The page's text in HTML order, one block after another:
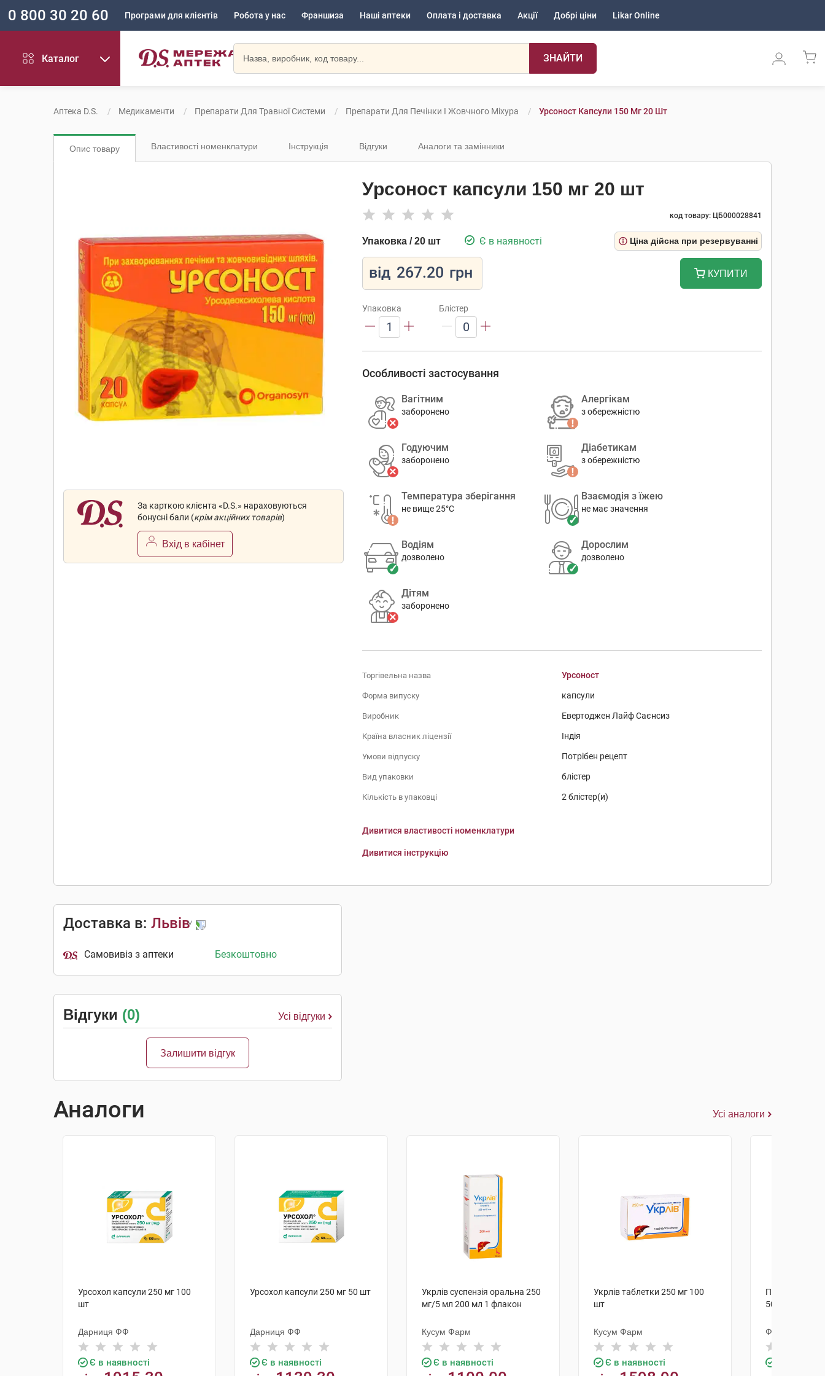
0 800 30 20 60 Програми для клієнтів Робота у нас Франшиза Наші аптеки Оплата і доставка Акції Добрі ціни Likar Online
Каталог ЗНАЙТИ
Аптека D.S. Медикаменти Препарати Для Травної Системи Препарати Для Печінки І Жовчного Міхура Урсоност Капсули 150 Мг 20 Шт
Опис товару Властивості номенклатури Інструкція Відгуки Аналоги та замінники
За карткою клієнта «D.S.» нараховуються
бонусні бали (крім акційних товарів)
Вхід в кабінет
Урсоност капсули 150 мг 20 шт
код товару: ЦБ000028841
Упаковка / 20 шт Є в наявності Ціна дійсна при резервуванні
від 267.20 грн КУПИТИ
Упаковка
1
Блістер
0
Особливості застосування
Вагітним
заборонено
Алергікам
з обережністю
Годуючим
заборонено
Діабетикам
з обережністю
Температура зберігання
не вище 25°C
Взаємодія з їжею
не має значення
Водіям
дозволено
Дорослим
дозволено
Дітям
заборонено
Торгівельна назва Урсоност
Форма випуску капсули
Виробник Евертоджен Лайф Саєнсиз
Країна власник ліцензії Індія
Умови відпуску Потрібен рецепт
Вид упаковки блістер
Кількість в упаковці 2 блістер(и)
Дивитися властивості номенклатури
Дивитися інструкцію
Доставка в: Львів
Самовивіз з аптеки Безкоштовно
Відгуки (0) Усі відгуки
Залишити відгук
Аналоги Усі аналоги
Урсохол капсули 250 мг 100
шт
Дарниця ФФ
Є в наявності
Урсохол капсули 250 мг 50 шт
Дарниця ФФ
Є в наявності
Укрлів суспензія оральна 250
мг/5 мл 200 мл 1 флакон
Кусум Фарм
Є в наявності
Укрлів таблетки 250 мг 100
шт
Кусум Фарм
Є в наявності
Пмс-Урсодіол
50 шт
Фармасайнс